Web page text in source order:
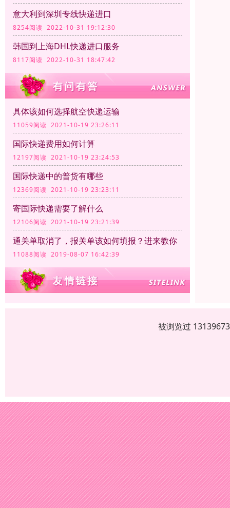
意大利到深圳专线快递进口
8254阅读 2022-10-31 19:12:30
韩国到上海DHL快递进口服务
8117阅读 2022-10-31 18:47:42
具体该如何选择航空快递运输
11059阅读 2021-10-19 23:26:11
国际快递费用如何计算
12197阅读 2021-10-19 23:24:53
国际快递中的普货有哪些
12369阅读 2021-10-19 23:23:11
寄国际快递需要了解什么
12106阅读 2021-10-19 23:21:39
通关单取消了，报关单该如何填报？进来教你
11088阅读 2019-08-07 16:42:39
被浏览过